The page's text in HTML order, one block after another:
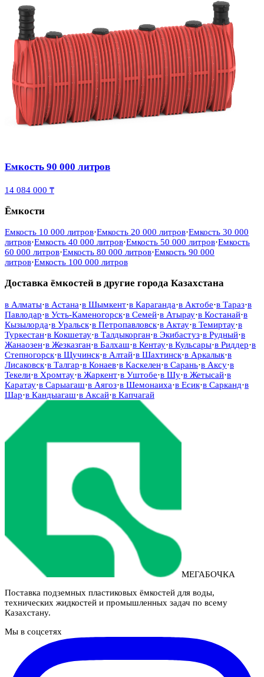
Емкость 90 000 литров
14 084 000 ₸
Ёмкости
Емкость 10 000 литров·Емкость 20 000 литров·Емкость 30 000
литров·Емкость 40 000 литров·Емкость 50 000 литров·Емкость
60 000 литров·Емкость 80 000 литров·Емкость 90 000
литров·Емкость 100 000 литров
Доставка ёмкостей в другие города Казахстана
в Алматы·в Астана·в Шымкент·в Караганда·в Актобе·в Тараз·в
Павлодар·в Усть-Каменогорск·в Семей·в Атырау·в Костанай·в
Кызылорда·в Уральск·в Петропавловск·в Актау·в Темиртау·в
Туркестан·в Кокшетау·в Талдыкорган·в Экибастуз·в Рудный·в
Жанаозен·в Жезказган·в Балхаш·в Кентау·в Кульсары·в Риддер·в
Степногорск·в Щучинск·в Алтай·в Шахтинск·в Аркалык·в
Лисаковск·в Талгар·в Конаев·в Каскелен·в Сарань·в Аксу·в
Текели·в Хромтау·в Жаркент·в Уштобе·в Шу·в Жетысай·в
Каратау·в Сарыагаш·в Аягоз·в Шемонаиха·в Есик·в Сарканд·в
Шар·в Кандыагаш·в Аксай·в Капчагай
МЕГАБОЧКА
Поставка подземных пластиковых ёмкостей для воды,
технических жидкостей и промышленных задач по всему
Казахстану.
Мы в соцсетях